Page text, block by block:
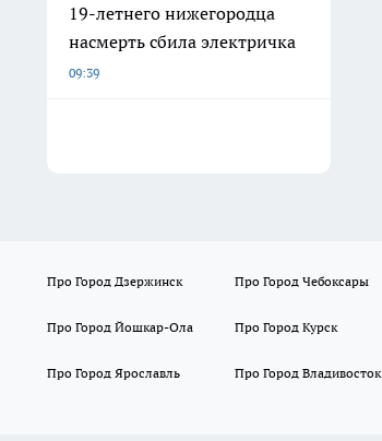
19-летнего нижегородца
насмерть сбила электричка
09:39
Про Город Дзержинск Про Город Чебоксары
Про Город Йошкар-Ола Про Город Курск
Про Город Ярославль Про Город Владивосток